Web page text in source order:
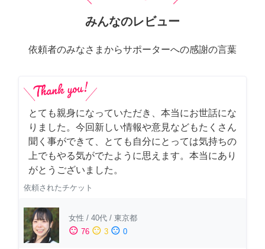
みんなのレビュー
依頼者のみなさまからサポーターへの感謝の言葉
とても親身になっていただき、本当にお世話にな
りました。今回新しい情報や意見などもたくさん
聞く事ができて、とても自分にとっては気持ちの
上でもやる気がでたように思えます。本当にあり
がとうございました。
依頼されたチケット
女性 / 40代 / 東京都
sentiment_satisfied 76 sentiment_neutral 3 sentiment_dissatisfied 0